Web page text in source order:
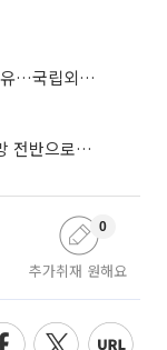
이 대통령, 규제합리화위 부위원장에 김태유…국립외교원장 김흥규
이 대통령 “아르헨, 최적의 파트너⋯공급망 전반으로 확대”
추가취재 원해요
0